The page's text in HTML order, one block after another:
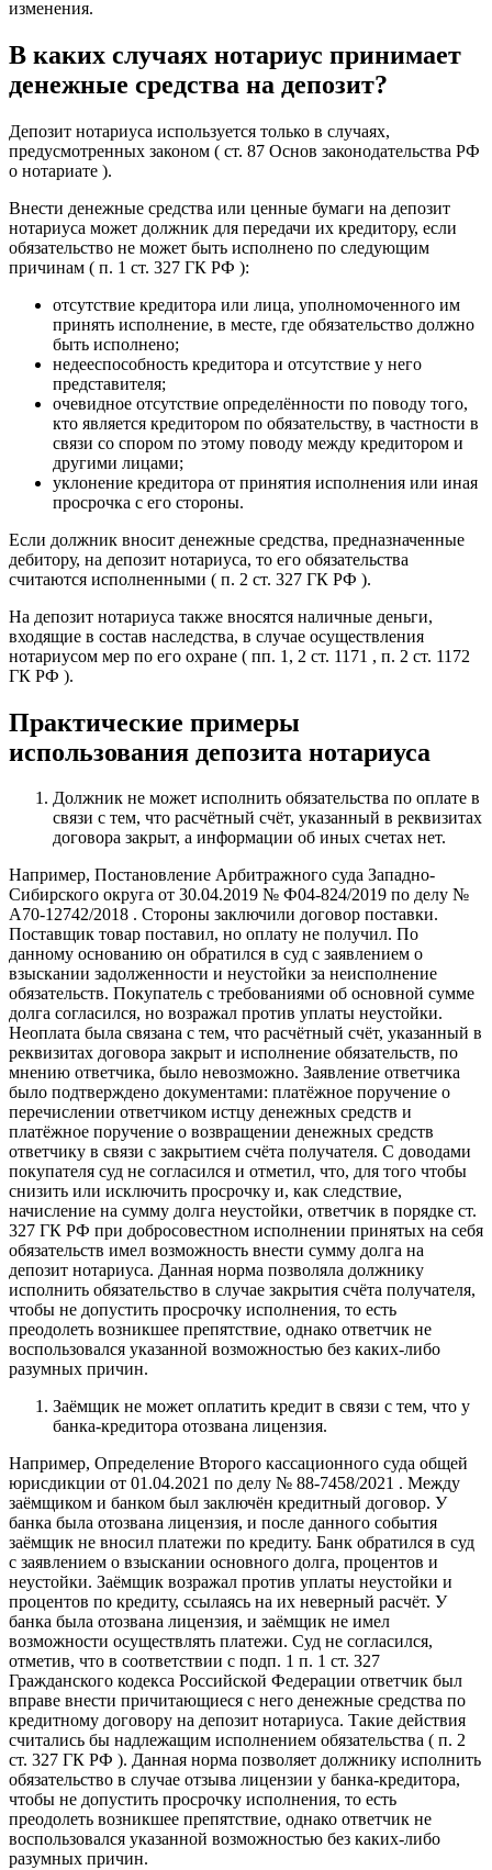
изменения.
В каких случаях нотариус принимает
денежные средства на депозит?
Депозит нотариуса используется только в случаях,
предусмотренных законом ( ст. 87 Основ законодательства РФ
о нотариате ).
Внести денежные средства или ценные бумаги на депозит
нотариуса может должник для передачи их кредитору, если
обязательство не может быть исполнено по следующим
причинам ( п. 1 ст. 327 ГК РФ ):
отсутствие кредитора или лица, уполномоченного им
принять исполнение, в месте, где обязательство должно
быть исполнено;
недееспособность кредитора и отсутствие у него
представителя;
очевидное отсутствие определённости по поводу того,
кто является кредитором по обязательству, в частности в
связи со спором по этому поводу между кредитором и
другими лицами;
уклонение кредитора от принятия исполнения или иная
просрочка с его стороны.
Если должник вносит денежные средства, предназначенные
дебитору, на депозит нотариуса, то его обязательства
считаются исполненными ( п. 2 ст. 327 ГК РФ ).
На депозит нотариуса также вносятся наличные деньги,
входящие в состав наследства, в случае осуществления
нотариусом мер по его охране ( пп. 1, 2 ст. 1171 , п. 2 ст. 1172
ГК РФ ).
Практические примеры
использования депозита нотариуса
Должник не может исполнить обязательства по оплате в
связи с тем, что расчётный счёт, указанный в реквизитах
договора закрыт, а информации об иных счетах нет.
Например, Постановление Арбитражного суда Западно-
Сибирского округа от 30.04.2019 № Ф04-824/2019 по делу №
А70-12742/2018 . Стороны заключили договор поставки.
Поставщик товар поставил, но оплату не получил. По
данному основанию он обратился в суд с заявлением о
взыскании задолженности и неустойки за неисполнение
обязательств. Покупатель с требованиями об основной сумме
долга согласился, но возражал против уплаты неустойки.
Неоплата была связана с тем, что расчётный счёт, указанный в
реквизитах договора закрыт и исполнение обязательств, по
мнению ответчика, было невозможно. Заявление ответчика
было подтверждено документами: платёжное поручение о
перечислении ответчиком истцу денежных средств и
платёжное поручение о возвращении денежных средств
ответчику в связи с закрытием счёта получателя. С доводами
покупателя суд не согласился и отметил, что, для того чтобы
снизить или исключить просрочку и, как следствие,
начисление на сумму долга неустойки, ответчик в порядке ст.
327 ГК РФ при добросовестном исполнении принятых на себя
обязательств имел возможность внести сумму долга на
депозит нотариуса. Данная норма позволяла должнику
исполнить обязательство в случае закрытия счёта получателя,
чтобы не допустить просрочку исполнения, то есть
преодолеть возникшее препятствие, однако ответчик не
воспользовался указанной возможностью без каких-либо
разумных причин.
Заёмщик не может оплатить кредит в связи с тем, что у
банка-кредитора отозвана лицензия.
Например, Определение Второго кассационного суда общей
юрисдикции от 01.04.2021 по делу № 88-7458/2021 . Между
заёмщиком и банком был заключён кредитный договор. У
банка была отозвана лицензия, и после данного события
заёмщик не вносил платежи по кредиту. Банк обратился в суд
с заявлением о взыскании основного долга, процентов и
неустойки. Заёмщик возражал против уплаты неустойки и
процентов по кредиту, ссылаясь на их неверный расчёт. У
банка была отозвана лицензия, и заёмщик не имел
возможности осуществлять платежи. Суд не согласился,
отметив, что в соответствии с подп. 1 п. 1 ст. 327
Гражданского кодекса Российской Федерации ответчик был
вправе внести причитающиеся с него денежные средства по
кредитному договору на депозит нотариуса. Такие действия
считались бы надлежащим исполнением обязательства ( п. 2
ст. 327 ГК РФ ). Данная норма позволяет должнику исполнить
обязательство в случае отзыва лицензии у банка-кредитора,
чтобы не допустить просрочку исполнения, то есть
преодолеть возникшее препятствие, однако ответчик не
воспользовался указанной возможностью без каких-либо
разумных причин.